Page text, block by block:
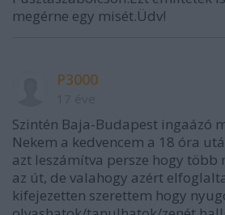
megérne egy misét.Üdv!
P3000
Szintén Baja-Budapest ingaázó
Nekem a kedvencem a 18 óra
azt leszámítva persze hogy több
az út, de valahogy azért
kifejezetten szerettem hogy